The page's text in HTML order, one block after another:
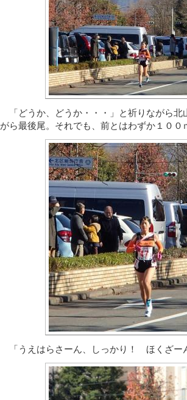
「どうか、どうか・・・」と祈りながら北
がら最後尾。それでも、前とはわずか１００
「うえはらさーん、しっかり！ ほくざー